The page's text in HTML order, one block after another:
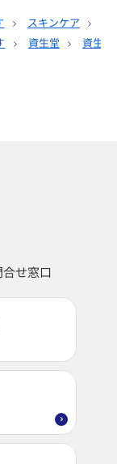
スキンケア
資生堂 資生堂
せ窓口